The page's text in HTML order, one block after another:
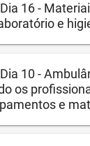
16 -
e
10 -
os
e